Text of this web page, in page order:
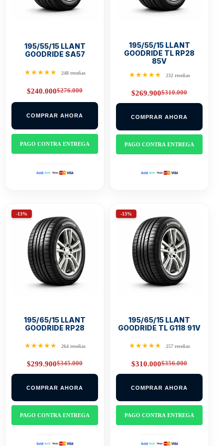
195/55/15 LLANT
GOODRIDE SA57
★★★★★ 248 reseñas
$276.000
Original
price
$276.000.
$240.000Current
price
$240.000.
COMPRAR AHORA
PAGO CONTRA ENTREGA
195/55/15 LLANT
GOODRIDE TL RP28
85V
★★★★★ 232 reseñas
$310.000
Original
price
$310.000.
$269.900Current
price
$269.900.
COMPRAR AHORA
PAGO CONTRA ENTREGA
-13%
195/65/15 LLANT
GOODRIDE RP28
★★★★★ 264 reseñas
$345.000
Original
price
$345.000.
$299.900Current
price
$299.900.
COMPRAR AHORA
PAGO CONTRA ENTREGA
-13%
195/65/15 LLANT
GOODRIDE TL G118 91V
★★★★★ 257 reseñas
$356.000
Original
price
$356.000.
$310.000Current
price
$310.000.
COMPRAR AHORA
PAGO CONTRA ENTREGA